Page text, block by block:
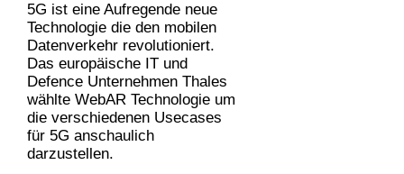
5G ist eine Aufregende neue
Technologie die den mobilen
Datenverkehr revolutioniert.
Das europäische IT und
Defence Unternehmen Thales
wählte WebAR Technologie um
die verschiedenen Usecases
für 5G anschaulich
darzustellen.